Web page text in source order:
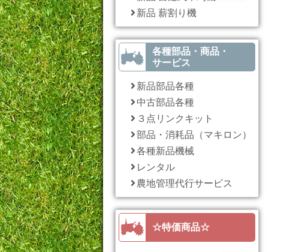
新品 薪割り機
各種部品・商品・
サービス
新品部品各種
中古部品各種
３点リンクキット
部品・消耗品（マキロン）
各種新品機械
レンタル
農地管理代行サービス
☆特価商品☆